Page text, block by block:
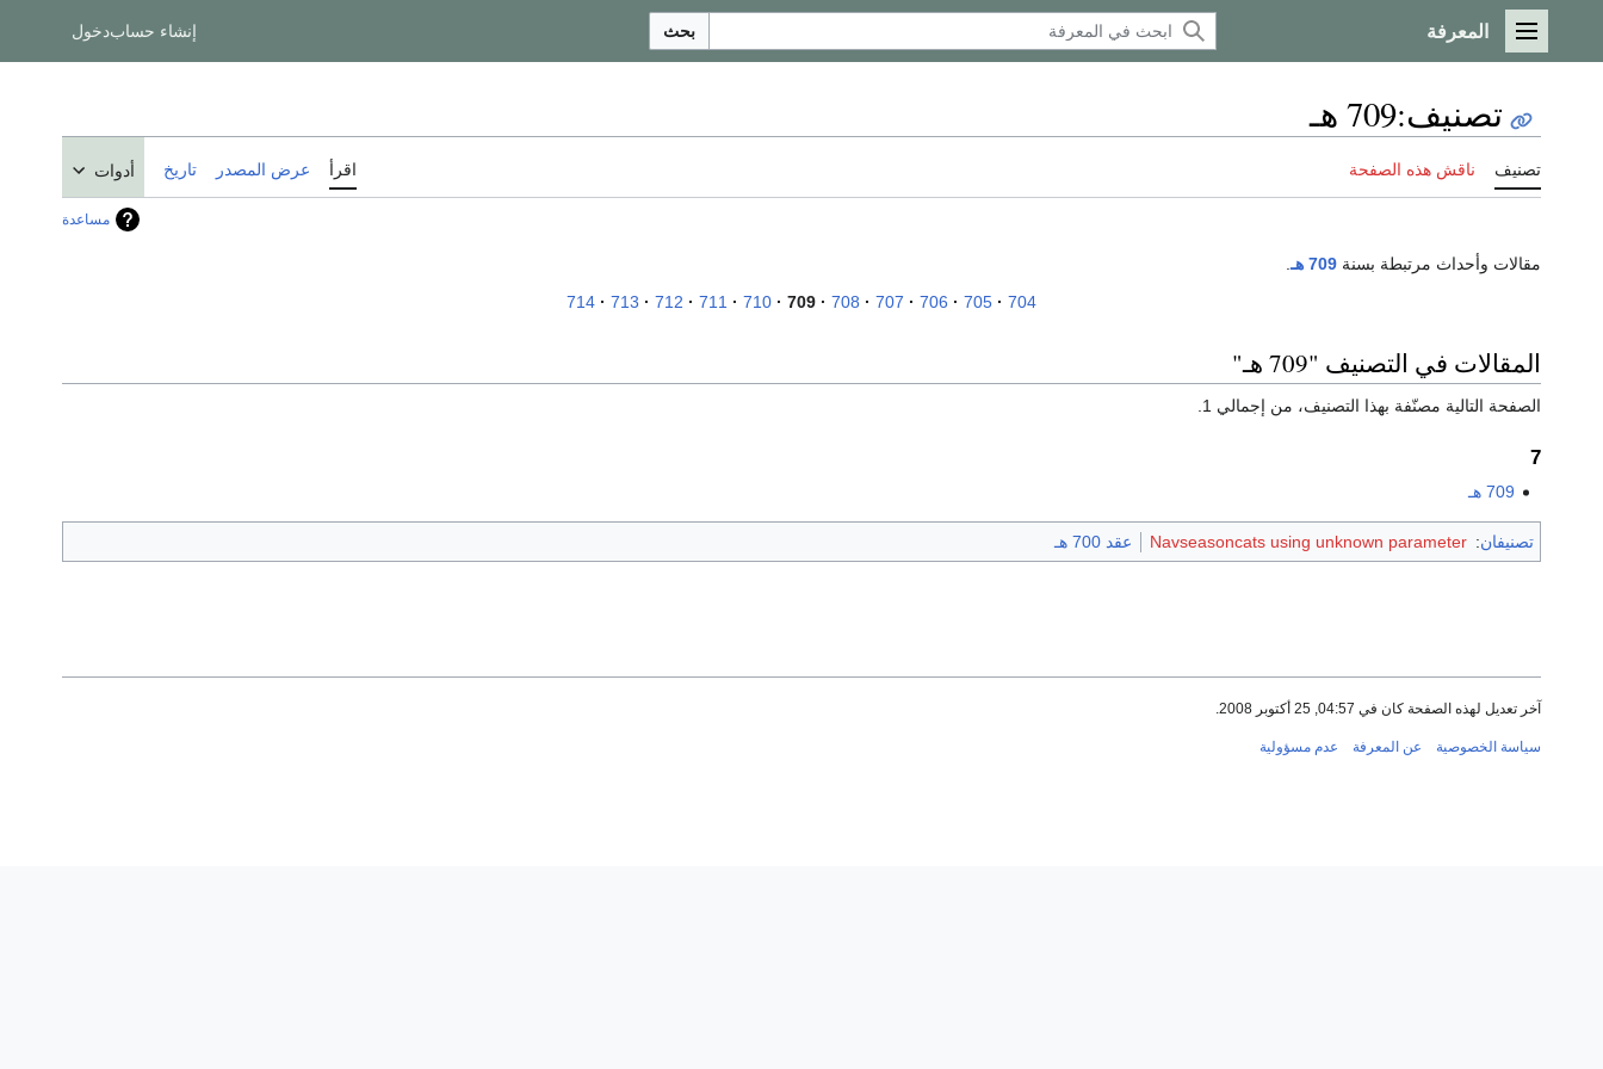
القائمة الرئيسية
المعرفة بحث إنشاء حسابدخول
تصنيف:709 هـ
تصنيف ناقش هذه الصفحة اقرأ عرض المصدر تاريخ أدوات
مساعدة
مقالات وأحداث مرتبطة بسنة 709 هـ
.
704
705
706
707
708
709
710
711
712
713
714
المقالات في التصنيف "709 هـ"
الصفحة التالية مصنّفة بهذا التصنيف، من إجمالي 1.
7
709 هـ
تصنيفان:
Navseasoncats using unknown parameter عقد 700 هـ
آخر تعديل لهذه الصفحة كان في 04:57, 25 أكتوبر 2008.
سياسة الخصوصية عن المعرفة عدم مسؤولية